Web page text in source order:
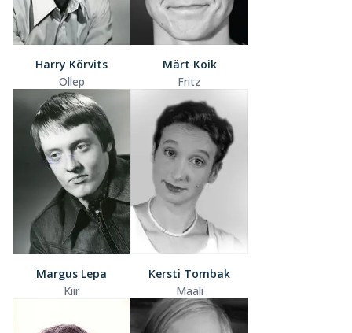
Harry Kõrvits
Ollep
Märt Koik
Fritz
Margus Lepa
Kiir
Kersti Tombak
Maali